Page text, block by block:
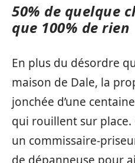
50% de quelque
que 100% de rien
En plus du désordre
maison de Dale, la
jonchée d’une
qui rouillent sur
un commissaire-